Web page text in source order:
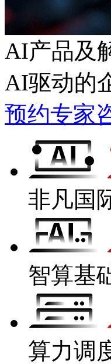
AI产品及
AI驱动的
预约专家
非凡国
智算基
算力调